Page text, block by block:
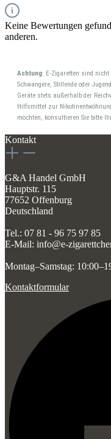
Keine Bewertungen
anderen.
Achtung: E-Zigaretten sind
Schwangere, Stillende oder
Geräte stets außerhalb der
Hilfsmittel zur
möchten, konsultieren Sie bitte
Kontakt
G&A Handel GmbH
Hauptstr. 115
77652 Offenburg
Deutschland
Tel.: 07 81 - 96 75 97 85
E-Mail: info@e-
Montag–Samstag:
Kontaktformular